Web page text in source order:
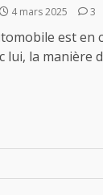
4 mars 2025 3
est en
lui, la manière